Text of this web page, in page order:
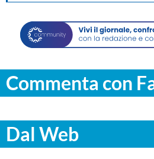
Commenta con
Dal Web